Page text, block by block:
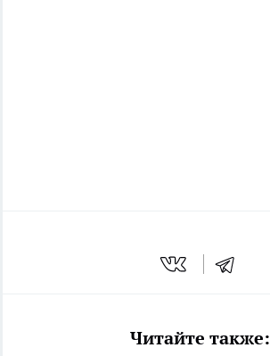
Читайте также: